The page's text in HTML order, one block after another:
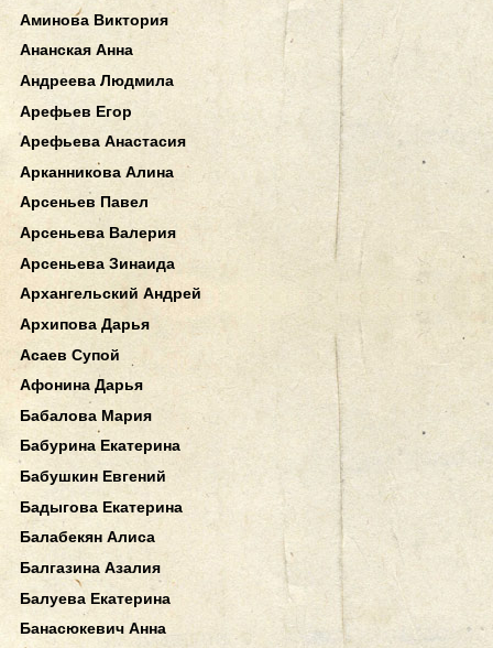
Аминова Виктория
Ананская Анна
Андреева Людмила
Арефьев Егор
Арефьева Анастасия
Арканникова Алина
Арсеньев Павел
Арсеньева Валерия
Арсеньева Зинаида
Архангельский Андрей
Архипова Дарья
Асаев Супой
Афонина Дарья
Бабалова Мария
Бабурина Екатерина
Бабушкин Евгений
Бадыгова Екатерина
Балабекян Алиса
Балгазина Азалия
Балуева Екатерина
Банасюкевич Анна